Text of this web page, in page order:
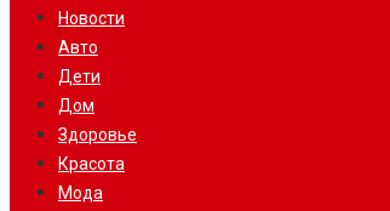
Новости
Авто
Дети
Дом
Здоровье
Красота
Мода